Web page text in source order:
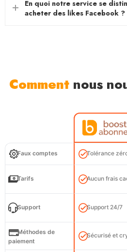
En quoi notre service se
acheter des likes Facebook ?
Commentnous
Faux comptes Tolérance
Tarifs Aucun frais
Support Support 24/7
Méthodes de
paiement
Sécurisé et